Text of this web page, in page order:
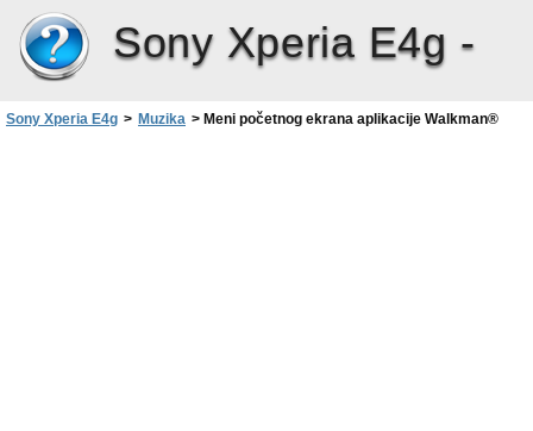
Sony Xperia E4g -
Sony Xperia E4g > Muzika > Meni početnog ekrana aplikacije Walkman®